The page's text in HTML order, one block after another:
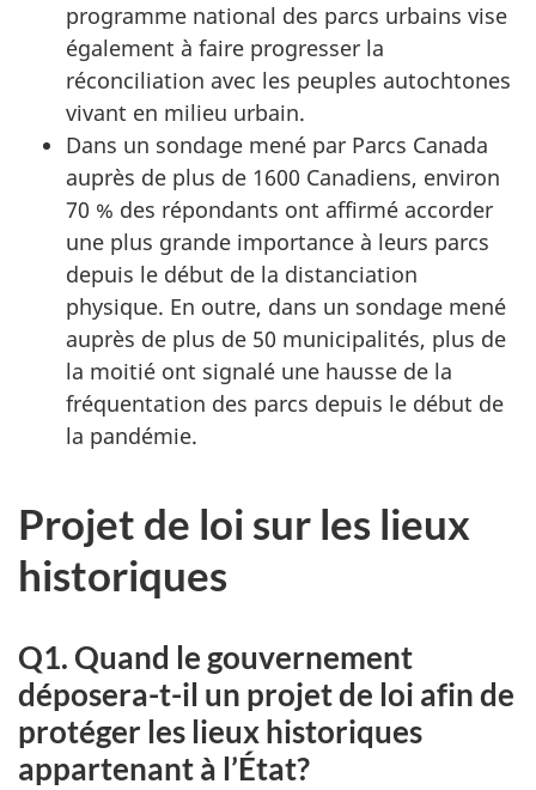
programme national des parcs urbains vise
également à faire progresser la
réconciliation avec les peuples autochtones
vivant en milieu urbain.
Dans un sondage mené par Parcs Canada
auprès de plus de 1600 Canadiens, environ
70 % des répondants ont affirmé accorder
une plus grande importance à leurs parcs
depuis le début de la distanciation
physique. En outre, dans un sondage mené
auprès de plus de 50 municipalités, plus de
la moitié ont signalé une hausse de la
fréquentation des parcs depuis le début de
la pandémie.
Projet de loi sur les lieux
historiques
Q1. Quand le gouvernement
déposera-t-il un projet de loi afin de
protéger les lieux historiques
appartenant à l’État?